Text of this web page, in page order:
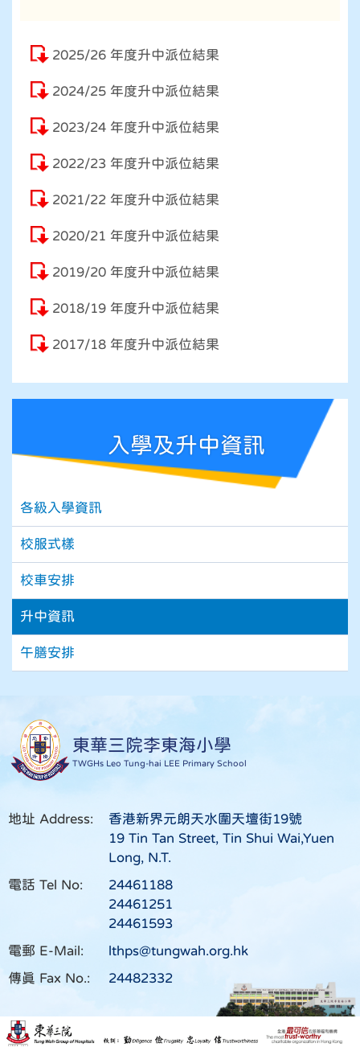
2025/26 年度升中派位結果
2024/25 年度升中派位結果
2023/24 年度升中派位結果
2022/23 年度升中派位結果
2021/22 年度升中派位結果
2020/21 年度升中派位結果
2019/20 年度升中派位結果
2018/19 年度升中派位結果
2017/18 年度升中派位結果
入學及升中資訊
各級入學資訊
校服式樣
校車安排
升中資訊
午膳安排
東華三院李東海小學
TWGHs Leo Tung-hai LEE Primary School
地址 Address:
香港新界元朗天水圍天壇街19號
19 Tin Tan Street, Tin Shui Wai,Yuen
Long, N.T.
電話 Tel No:
24461188
24461251
24461593
電郵 E-Mail:
lthps@tungwah.org.hk
傳真 Fax No.:
24482332